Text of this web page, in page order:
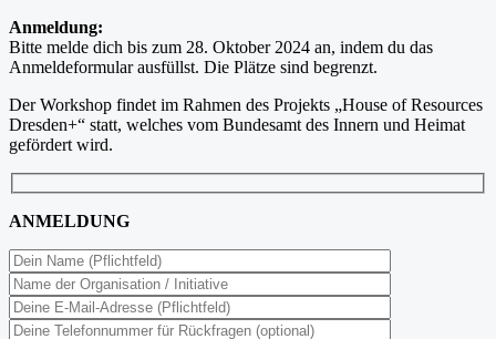
Anmeldung:
Bitte melde dich bis zum 28. Oktober 2024 an, indem du das
Anmeldeformular ausfüllst. Die Plätze sind begrenzt.
Der Workshop findet im Rahmen des Projekts „House of Resources
Dresden+“ statt, welches vom Bundesamt des Innern und Heimat
gefördert wird.
ANMELDUNG